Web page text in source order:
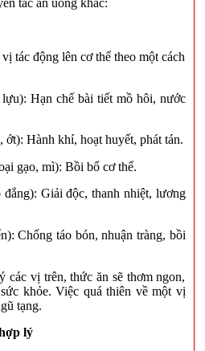
động lên cơ thể theo một cách
Hạn chế bài tiết mồ hôi, nước
Hành khí, hoạt huyết, phát tán.
gạo, mì): Bồi bổ cơ thể.
Giải độc, thanh nhiệt, lương
Chống táo bón, nhuận tràng, bồi
vị trên, thức ăn sẽ thơm ngon,
khỏe. Việc quá thiên về một vị
tạng.
lý